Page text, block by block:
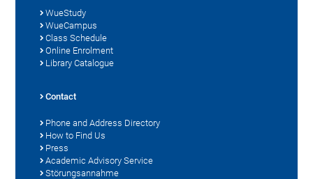
WueStudy
WueCampus
Class Schedule
Online Enrolment
Library Catalogue
Contact
Phone and Address Directory
How to Find Us
Press
Academic Advisory Service
Störungsannahme